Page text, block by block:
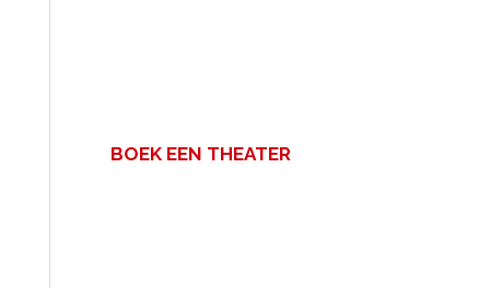
BOEK EEN THEATER